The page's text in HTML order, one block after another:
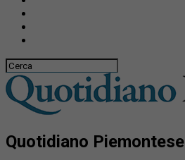
Quotidiano Piemontese